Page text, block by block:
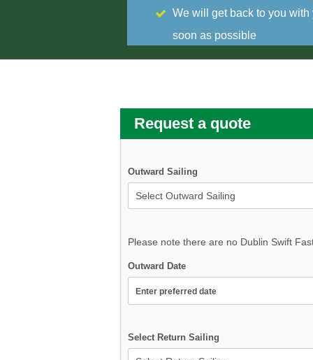
We will get back to you with
soon as possible
Request a quote
Outward Sailing
Please note there are no Dublin Swift
Outward Date
Select Return Sailing